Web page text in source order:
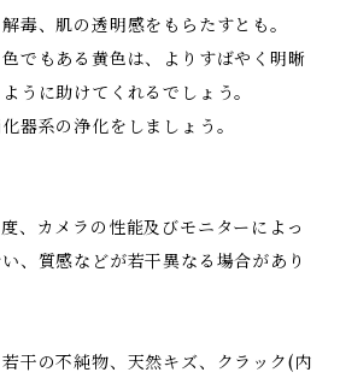
毒、肌の透明感をもらたすとも。
でもある黄色は、よりすばやく明晰
うに助けてくれるでしょう。
器系の浄化をしましょう。
、カメラの性能及びモニターによっ
、質感などが若干異なる場合があり
干の不純物、天然キズ、クラック(内